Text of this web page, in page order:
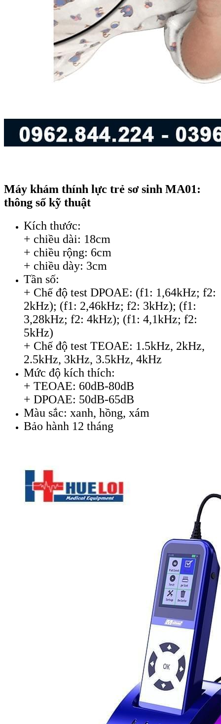
Máy khám thính lực trẻ sơ sinh MA01:
thông số kỹ thuật
Kích thước:
+ chiều dài: 18cm
+ chiều rộng: 6cm
+ chiều dày: 3cm
Tần số:
+ Chế độ test DPOAE: (f1: 1,64kHz; f2:
2kHz); (f1: 2,46kHz; f2: 3kHz); (f1:
3,28kHz; f2: 4kHz); (f1: 4,1kHz; f2:
5kHz)
+ Chế độ test TEOAE: 1.5kHz, 2kHz,
2.5kHz, 3kHz, 3.5kHz, 4kHz
Mức độ kích thích:
+ TEOAE: 60dB-80dB
+ DPOAE: 50dB-65dB
Màu sắc: xanh, hồng, xám
Bảo hành 12 tháng